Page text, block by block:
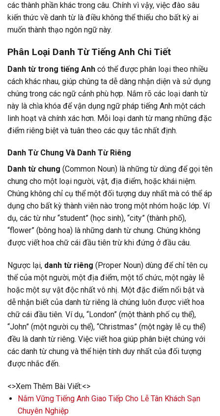
các thành phần khác trong câu. Chính vì vậy, việc đào sâu
kiến thức về danh từ là điều không thể thiếu cho bất kỳ ai
muốn thành thạo ngôn ngữ này.
Phân Loại Danh Từ Tiếng Anh Chi Tiết
Danh từ trong tiếng Anh có thể được phân loại theo nhiều
cách khác nhau, giúp chúng ta dễ dàng nhận diện và sử dụng
chúng trong các ngữ cảnh phù hợp. Nắm rõ các loại danh từ
này là chìa khóa để vận dụng ngữ pháp tiếng Anh một cách
linh hoạt và chính xác hơn. Mỗi loại danh từ mang những đặc
điểm riêng biệt và tuân theo các quy tắc nhất định.
Danh Từ Chung Và Danh Từ Riêng
Danh từ chung (Common Noun) là những từ dùng để gọi tên
chung cho một loại người, vật, địa điểm, hoặc khái niệm.
Chúng không chỉ cụ thể một đối tượng duy nhất mà có thể áp
dụng cho bất kỳ thành viên nào trong một nhóm hoặc lớp. Ví
dụ, các từ như “student” (học sinh), “city” (thành phố),
“flower” (bông hoa) là những danh từ chung. Chúng không
được viết hoa chữ cái đầu tiên trừ khi đứng ở đầu câu.
Ngược lại, danh từ riêng (Proper Noun) dùng để chỉ tên cụ
thể của một người, một địa điểm, một tổ chức, một ngày lễ
hoặc một sự vật độc nhất vô nhị. Một đặc điểm nổi bật và
dễ nhận biết của danh từ riêng là chúng luôn được viết hoa
chữ cái đầu tiên. Ví dụ, “London” (một thành phố cụ thể),
“John” (một người cụ thể), “Christmas” (một ngày lễ cụ thể)
đều là danh từ riêng. Việc viết hoa giúp phân biệt chúng với
các danh từ chung và thể hiện tính duy nhất của đối tượng
được nhắc đến.
<>Xem Thêm Bài Viết:<>
Nắm Vững Tiếng Anh Giao Tiếp Cho Lễ Tân Khách Sạn
Chuyên Nghiệp